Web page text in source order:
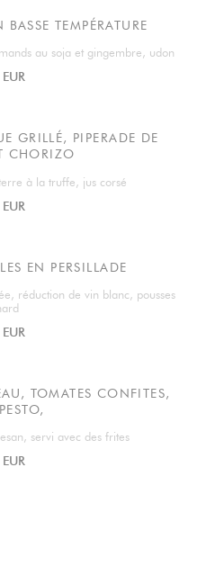
TEMPÉRATURE
au soja et gingembre, udon
GRILLÉ, PIPERADE DE
CHORIZO
à la truffe, jus corsé
EN PERSILLADE
réduction de vin blanc, pousses
TOMATES CONFITES,
servi avec des frites